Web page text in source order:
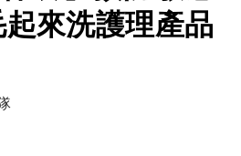
來洗護理產品